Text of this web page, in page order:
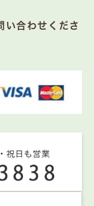
い合わせくださ